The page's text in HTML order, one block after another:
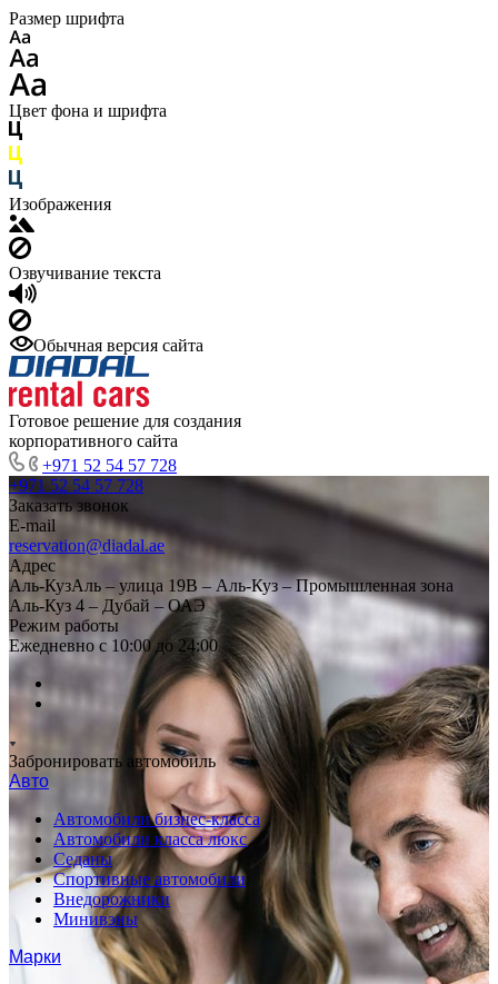
Размер шрифта
Цвет фона и шрифта
Изображения
Озвучивание текста
Обычная версия сайта
Готовое решение для создания
корпоративного сайта
+971 52 54 57 728
+971 52 54 57 728
Заказать звонок
E-mail
reservation@diadal.ae
Адрес
Аль-КузАль – улица 19B – Аль-Куз – Промышленная зона
Аль-Куз 4 – Дубай – ОАЭ
Режим работы
Ежедневно с 10:00 до 24:00
Забронировать автомобиль
Авто
Автомобили бизнес-класса
Автомобили класса люкс
Седаны
Спортивные автомобили
Внедорожники
Минивэны
Марки